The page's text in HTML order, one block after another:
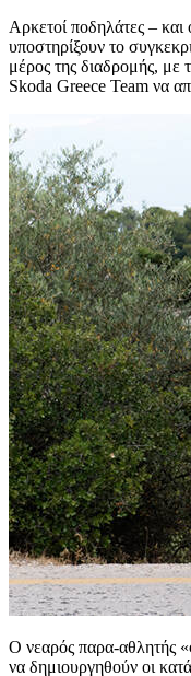
Αρκετοί ποδηλάτες –
υποστηρίξουν το
μέρος της διαδρομής,
Skoda Greece Team να
Ο νεαρός παρα-αθλητής
να δημιουργηθούν οι